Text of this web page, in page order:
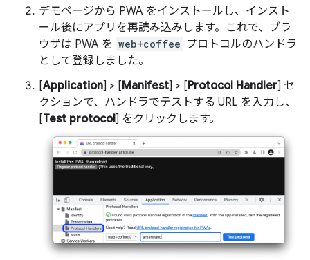
デモページから PWA をインストールし、インスト
ール後にアプリを再読み込みします。これで、ブラ
ウザは PWA を web+coffee プロトコルのハンドラ
として登録しました。
[Application] > [Manifest] > [Protocol Handler] セ
クションで、ハンドラでテストする URL を入力し、
[Test protocol] をクリックします。